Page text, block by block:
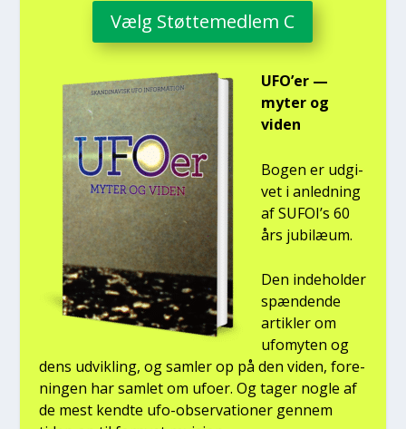
Vælg Støt­te­med­lem C
UFO’er —
myter og
viden
Bogen er udgi­
vet i anled­ning
af SUFOI’s 60
års jubilæum.
Den inde­hol­der
spæn­den­de
artik­ler om
ufo­myten og
dens udvik­ling, og sam­ler op på den viden, for­e­
nin­gen har sam­let om ufo­er. Og tager nog­le af
de mest kend­te ufo-obser­va­tio­ner gen­nem